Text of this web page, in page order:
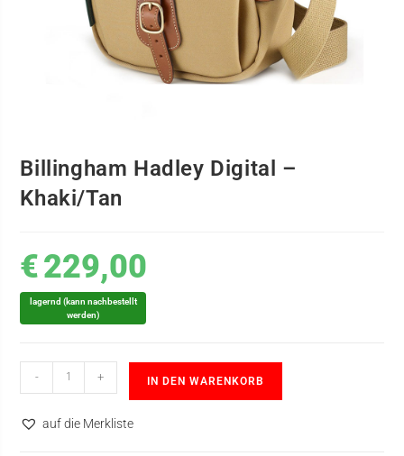
Billingham Hadley Digital –
Khaki/Tan
€229,00
lagernd (kann nachbestellt
werden)
- + IN DEN WARENKORB
auf die Merkliste